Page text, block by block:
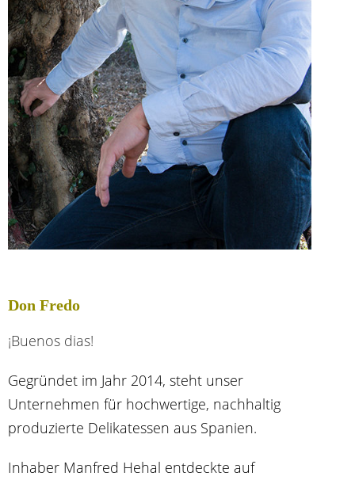
Don Fredo
¡Buenos dias!
Gegründet im Jahr 2014, steht unser
Unternehmen für hochwertige, nachhaltig
produzierte Delikatessen aus Spanien.
Inhaber Manfred Hehal entdeckte auf